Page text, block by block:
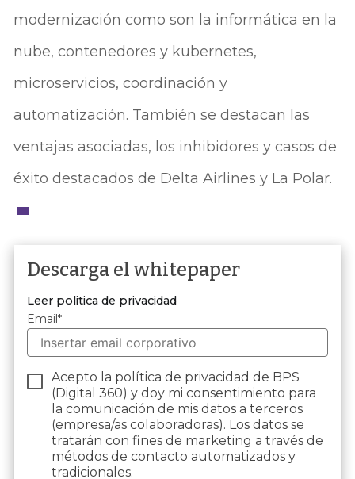
modernización como son la informática en la
nube, contenedores y kubernetes,
microservicios, coordinación y
automatización. También se destacan las
ventajas asociadas, los inhibidores y casos de
éxito destacados de Delta Airlines y La Polar.
Descarga el whitepaper
Leer politica de privacidad
Email*
Acepto la política de privacidad de BPS
(Digital 360) y doy mi consentimiento para
la comunicación de mis datos a terceros
(empresa/as colaboradoras). Los datos se
tratarán con fines de marketing a través de
métodos de contacto automatizados y
tradicionales.